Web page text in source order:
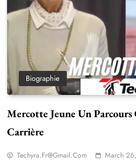
Biographie
Mercotte Jeune Un Parcours
Carrière
Techyra.fr@gmail.com March